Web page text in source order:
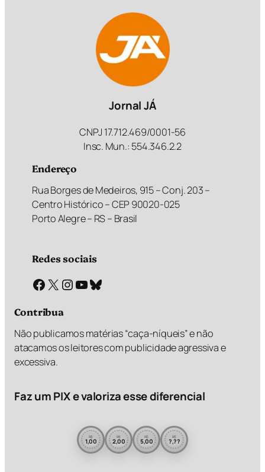
Jornal JÁ
CNPJ 17.712.469/0001-56
Insc. Mun.: 554.346.2.2
Endereço
Rua Borges de Medeiros, 915 – Conj. 203 –
Centro Histórico – CEP 90020-025
Porto Alegre – RS – Brasil
Redes sociais
Facebook X Instagram Youtube Bluesky
Contribua
Não publicamos matérias “caça-níqueis” e não
atacamos os leitores com publicidade agressiva e
excessiva.
Faz um PIX e valoriza esse diferencial
R$
1,00 R$
2,00 R$
5,00 R$
?,??